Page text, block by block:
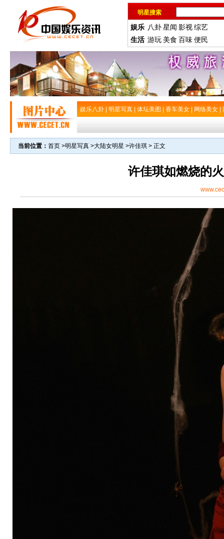
明星搜索
娱乐 八卦星闻 影视综艺
生活 游玩 美食 百味便民
娱乐八卦 明星写真 体坛美图 香车美女 网络美女
当前位置： 首页 >明星写真 >大陆女明星 >许佳琪 > 正文
许佳琪如燃烧的